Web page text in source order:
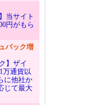
当サイト
円がもら
バック増
】ザイ
万通貨以
に他社か
じて最大